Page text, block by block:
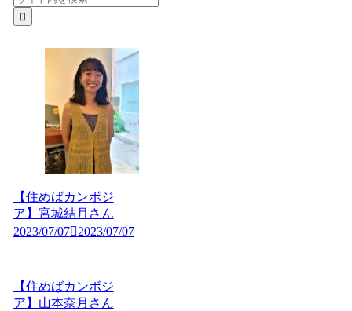
【住めばカンボジ
ア】宮城結月さん
2023/07/07
2023/07/07
【住めばカンボジ
ア】山本奈月さん